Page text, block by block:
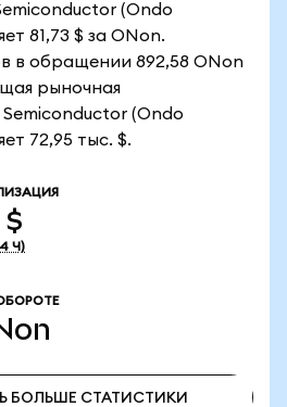
(Ondo
81,73 $ за ONon.
в обращении 892,58 ONon
рыночная
(Ondo
72,95 тыс. $.
Ч)
БОЛЬШЕ СТАТИСТИКИ